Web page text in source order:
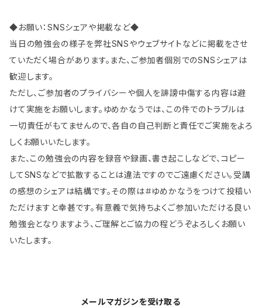
◆お願い：SNSシェアや掲載など◆
当日の勉強会の様子を弊社SNSやウェブサイトなどに掲載をさせ
ていただく場合があります。また、ご参加者個別でのSNSシェアは
歓迎します。
ただし、ご参加者のプライバシーや個人を誹謗中傷する内容は避
けて実施をお願いします。ゆめかなうでは、この件でのトラブルは
一切責任がもてませんので、各自の自己判断と責任でご実施をよろ
しくお願いいたします。
また、この勉強会の内容を録音や録画、書き起こしなどで、コピー
してSNSなどで拡散することは違法ですのでご遠慮ください。受講
の感想のシェアは結構です。その際は＃ゆめかなうをつけて投稿い
ただけますと幸甚です。有意義で気持ちよくご参加いただける良い
勉強会となりますよう、ご理解とご協力の程どうぞよろしくお願い
いたします。
メールマガジンを受け取る